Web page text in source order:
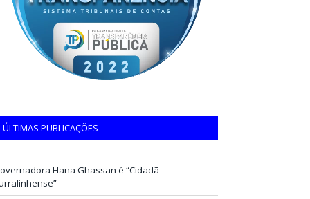
ÚLTIMAS PUBLICAÇÕES
Hana Ghassan é “Cidadã